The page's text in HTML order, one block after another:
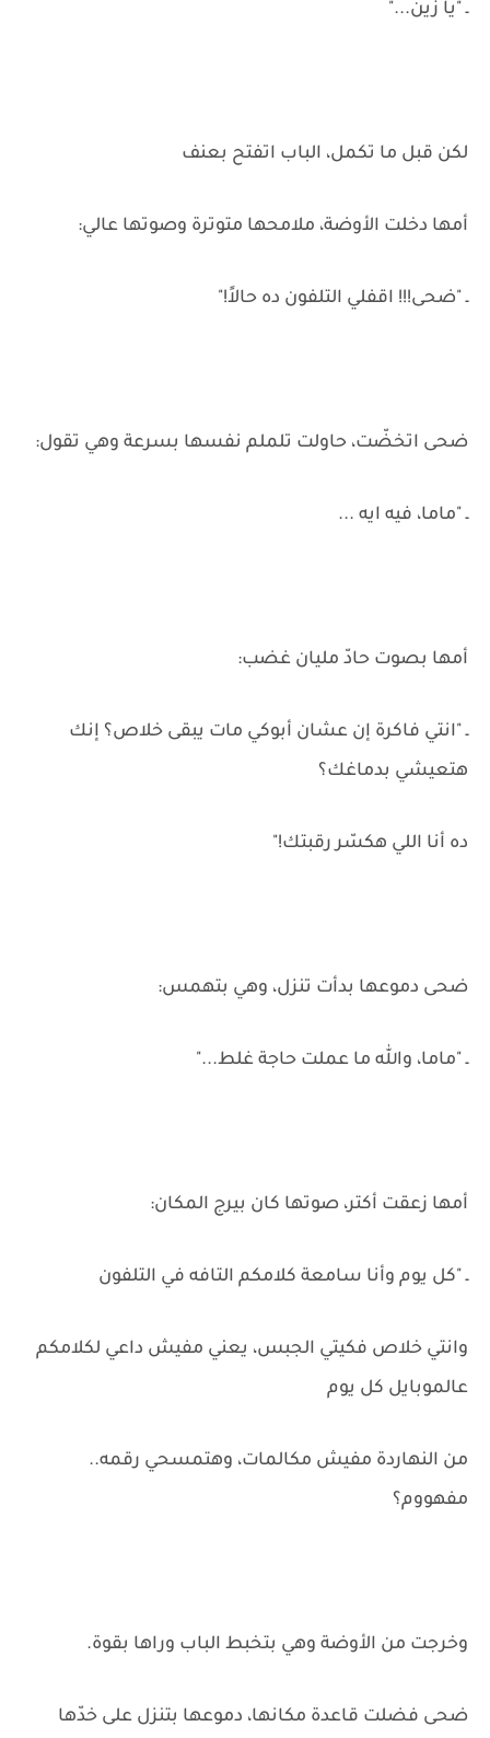
ـ "يا زين..."
لكن قبل ما تكمل، الباب اتفتح بعنف
أمها دخلت الأوضة، ملامحها متوترة وصوتها عالي:
ـ "ضحى!!! اقفلي التلفون ده حالاً!"
ضحى اتخضّت، حاولت تلملم نفسها بسرعة وهي تقول:
ـ "ماما، فيه ايه ...
أمها بصوت حادّ مليان غضب:
ـ "انتي فاكرة إن عشان أبوكي مات يبقى خلاص؟ إنك
هتعيشي بدماغك؟
ده أنا اللي هكسّر رقبتك!"
ضحى دموعها بدأت تنزل، وهي بتهمس:
ـ "ماما، والله ما عملت حاجة غلط..."
أمها زعقت أكتر، صوتها كان بيرج المكان:
ـ "كل يوم وأنا سامعة كلامكم التافه في التلفون
وانتي خلاص فكيتي الجبس، يعني مفيش داعي لكلامكم
عالموبايل كل يوم
من النهاردة مفيش مكالمات، وهتمسحي رقمه..
مفهووم؟
وخرجت من الأوضة وهي بتخبط الباب وراها بقوة.
ضحى فضلت قاعدة مكانها، دموعها بتنزل على خدّها